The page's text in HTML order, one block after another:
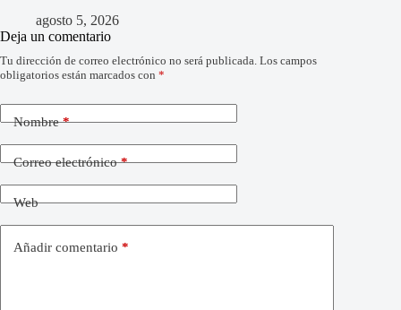
agosto 5, 2026
Deja un comentario
Tu dirección de correo electrónico no será publicada. Los campos
obligatorios están marcados con *
Nombre*
Correo electrónico*
Web
Añadir comentario *